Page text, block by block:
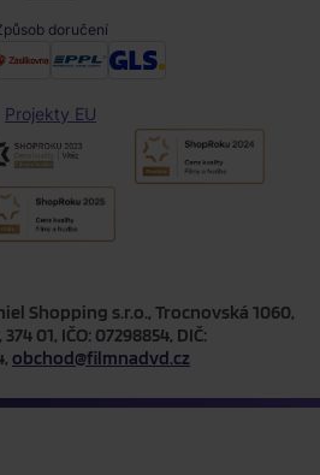
doručení
Projekty EU
Shopping s.r.o., Trocnovská 1060,
01, IČO: 07298854, DIČ:
obchod@filmnadvd.cz